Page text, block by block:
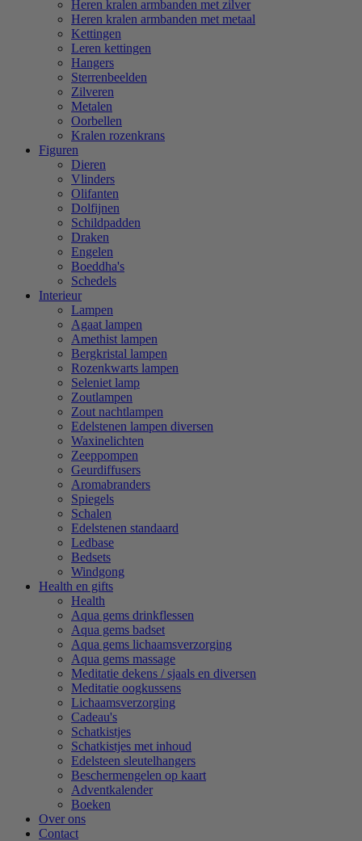
Heren kralen armbanden met zilver
Heren kralen armbanden met metaal
Kettingen
Leren kettingen
Hangers
Sterrenbeelden
Zilveren
Metalen
Oorbellen
Kralen rozenkrans
Figuren
Dieren
Vlinders
Olifanten
Dolfijnen
Schildpadden
Draken
Engelen
Boeddha's
Schedels
Interieur
Lampen
Agaat lampen
Amethist lampen
Bergkristal lampen
Rozenkwarts lampen
Seleniet lamp
Zoutlampen
Zout nachtlampen
Edelstenen lampen diversen
Waxinelichten
Zeeppompen
Geurdiffusers
Aromabranders
Spiegels
Schalen
Edelstenen standaard
Ledbase
Bedsets
Windgong
Health en gifts
Health
Aqua gems drinkflessen
Aqua gems badset
Aqua gems lichaamsverzorging
Aqua gems massage
Meditatie dekens / sjaals en diversen
Meditatie oogkussens
Lichaamsverzorging
Cadeau's
Schatkistjes
Schatkistjes met inhoud
Edelsteen sleutelhangers
Beschermengelen op kaart
Adventkalender
Boeken
Over ons
Contact